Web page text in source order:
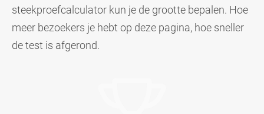
steekproefcalculator kun je de grootte bepalen. Hoe
meer bezoekers je hebt op deze pagina, hoe sneller
de test is afgerond.